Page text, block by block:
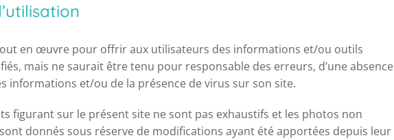
en œuvre pour offrir aux utilisateurs des informations et/ou outils
mais ne saurait être tenu pour responsable des erreurs, d’une absence
informations et/ou de la présence de virus sur son site.
figurant sur le présent site ne sont pas exhaustifs et les photos non
donnés sous réserve de modifications ayant été apportées depuis leur